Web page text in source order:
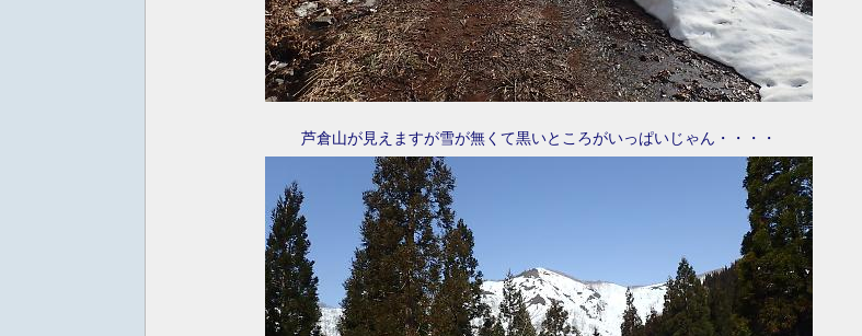
芦倉山が見えますが雪が無くて黒いところがいっぱいじゃん・・・・